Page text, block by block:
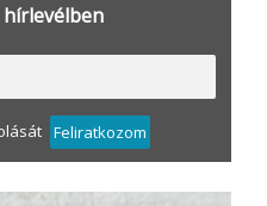
Feliratkozom